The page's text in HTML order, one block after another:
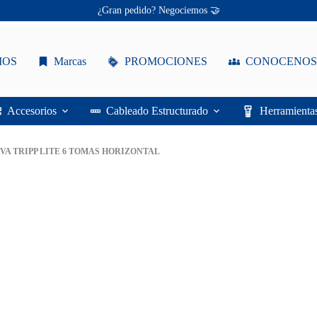
Ofertas únicas te esperan ✨
Marcas PROMOCIONES CONOCENOS
Accesorios Cableado Estructurado
TRIPP LITE 6 TOMAS HORIZONTAL